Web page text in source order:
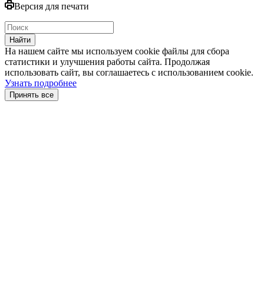
Версия для печати
Найти
На нашем сайте мы используем cookie файлы для сбора
статистики и улучшения работы сайта. Продолжая
использовать сайт, вы соглашаетесь с использованием cookie.
Узнать подробнее
Принять все